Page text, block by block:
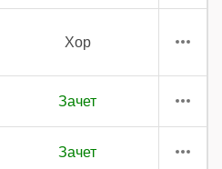
Хор
Зачет
Зачет